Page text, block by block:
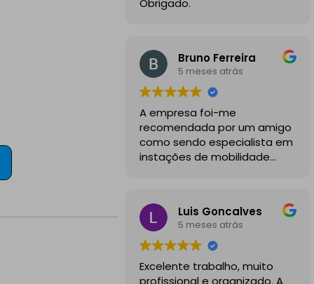
Obrigado.
Bruno Ferreira
5 meses atrás
A empresa foi-me
recomendada por um amigo
como sendo especialista em
instações de mobilidade
profissionais, comunicativos e
disponiveis para todas as
minhas dúvidas.
A instalação de tomada
reforçada em garagem
Luis Goncalves
5 meses atrás
Excelente trabalho, muito
profissional e organizado. A